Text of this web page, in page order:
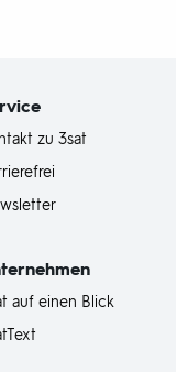
zu 3sat
auf einen Blick